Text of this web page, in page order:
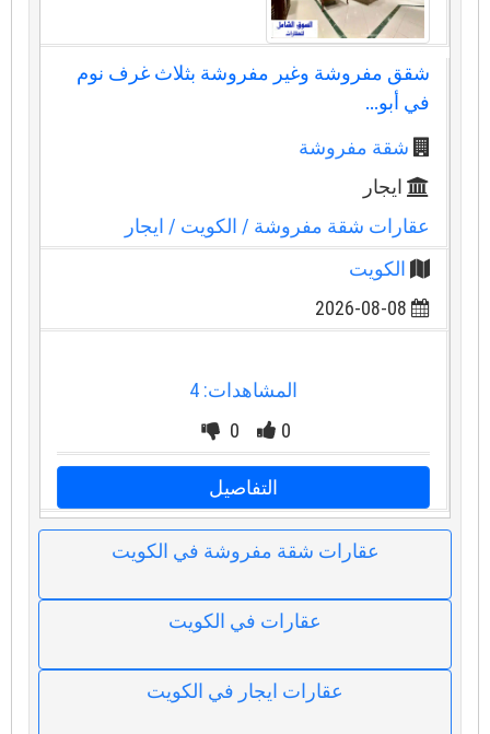
شقق مفروشة وغير مفروشة بثلاث غرف نوم
في أبو...
شقة مفروشة
ايجار
عقارات شقة مفروشة/ الكويت/ ايجار
الكويت
2026-08-08
المشاهدات: 4
0
0
التفاصيل
عقارات شقة مفروشة في الكويت
عقارات في الكويت
عقارات ايجار في الكويت